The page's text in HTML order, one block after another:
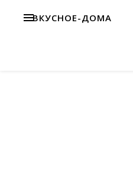
ВКУСНОЕ-ДОМА